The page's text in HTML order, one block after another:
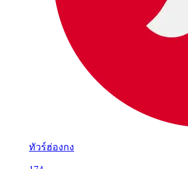
ทัวร์ฮ่องกง